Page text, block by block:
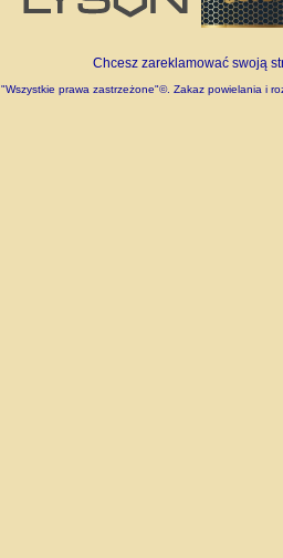
Chcesz zareklamować swoją
"Wszystkie prawa zastrzeżone"©. Zakaz powielania i